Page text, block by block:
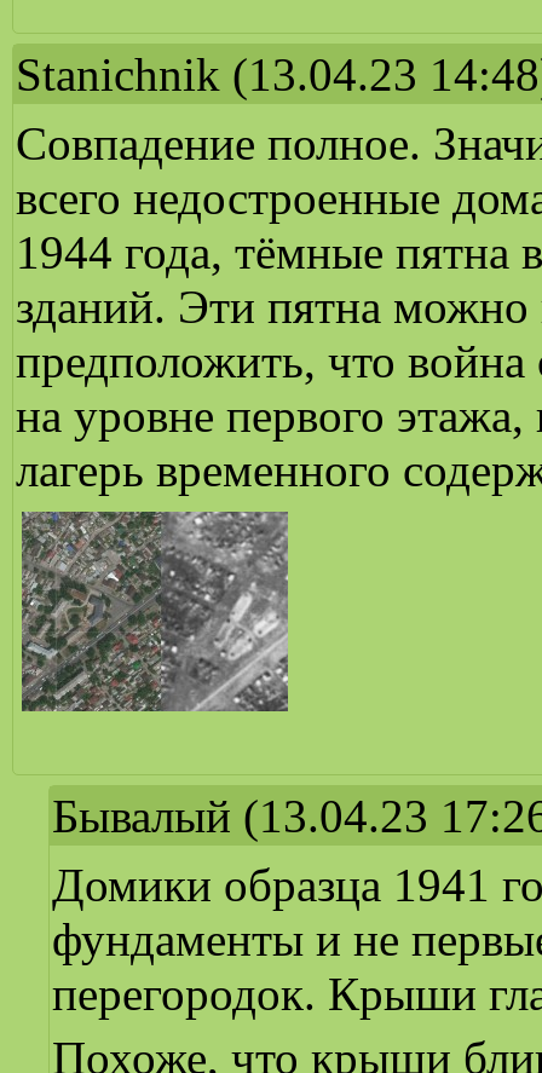
Stanichnik (13.04.23
Совпадение полное.
всего недостроенные
1944 года, тёмные пятна
зданий. Эти пятна
предположить, что война
на уровне первого
лагерь временного
Бывалый (13.04.23
Домики образца 1941
фундаменты и не
перегородок. Крыши
Похоже, что крыши